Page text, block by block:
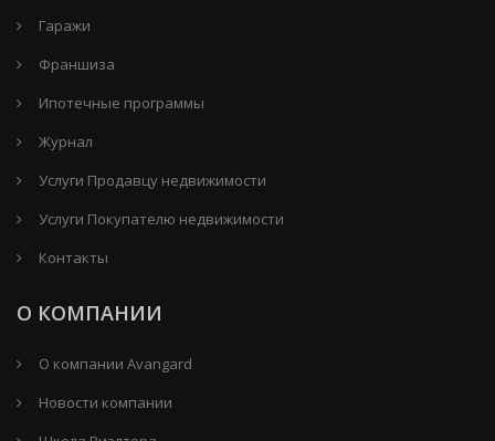
Гаражи
Франшиза
Ипотечные программы
Журнал
Услуги Продавцу недвижимости
Услуги Покупателю недвижимости
Контакты
О КОМПАНИИ
О компании Avangard
Новости компании